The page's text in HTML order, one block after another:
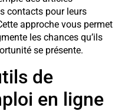
contacts pour leurs
approche vous permet
les chances qu’ils
se présente.
de
en ligne